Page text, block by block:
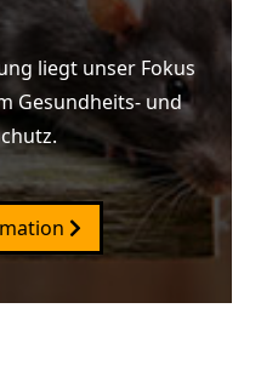
liegt unser Fokus
Gesundheits- und